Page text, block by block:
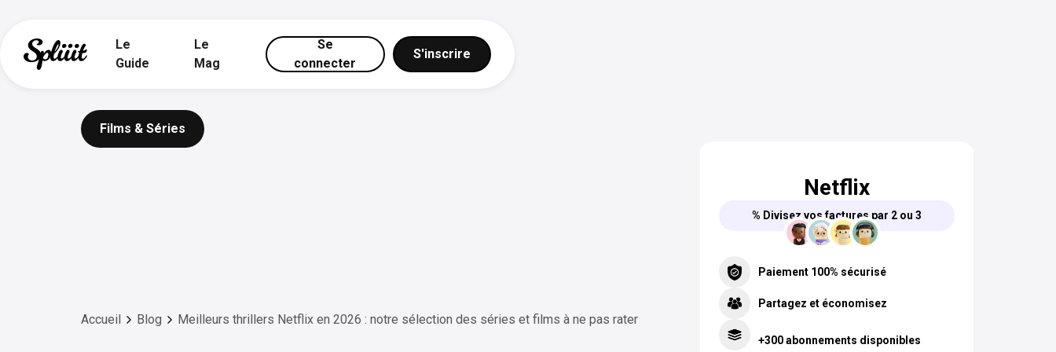
Le
Guide
Le
Mag
Se
connecter
S'inscrire
Films & Séries
Accueil Blog Meilleurs thrillers Netflix en 2026 : notre sélection des séries et films à ne pas rater
Netflix
% Divisez vos factures par 2 ou 3
Paiement 100% sécurisé
Partagez et économisez
+300 abonnements disponibles